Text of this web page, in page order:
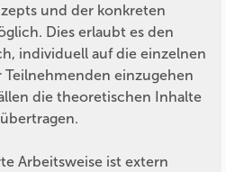
und der konkreten
Dies erlaubt es den
individuell auf die einzelnen
Teilnehmenden einzugehen
die theoretischen Inhalte
Arbeitsweise ist extern